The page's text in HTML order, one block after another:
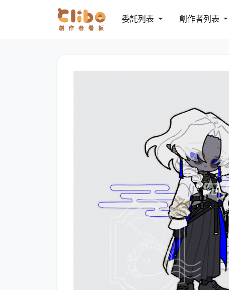
委託列表 創作者列表